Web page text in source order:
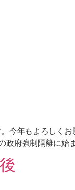
今年もよろしく
政府強制隔離に